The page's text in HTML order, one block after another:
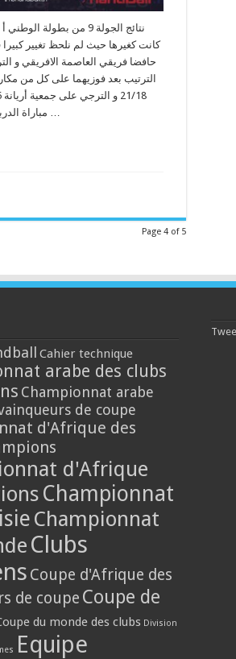
نتائج الجولة 9 من بطولة
كانت كغيرها حيث لم نلحظ تغيير
حافضا فريقي العاصمة الافريقي و
الترتيب بعد فوزيهما على كل من
مباراة الدربي بين اللفريقين …
Page 4 of 5
Cahier technique
arabe des clubs
Championnat arabe
de coupe
d'Afrique des
d'Afrique
Championnat
Championnat
Clubs
Coupe d'Afrique des
de coupe Coupe de
du monde des clubs Division
Equipe